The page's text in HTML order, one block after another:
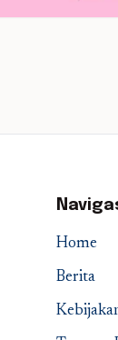
Home
Berita